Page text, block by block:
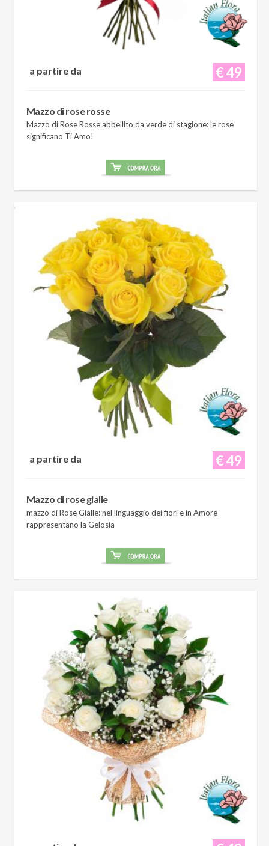
€ 49
a partire da
Mazzo di rose rosse
Mazzo di Rose Rosse abbellito da verde di stagione: le rose
significano Ti Amo!
€ 49
a partire da
Mazzo di rose gialle
mazzo di Rose Gialle: nel linguaggio dei fiori e in Amore
rappresentano la Gelosia